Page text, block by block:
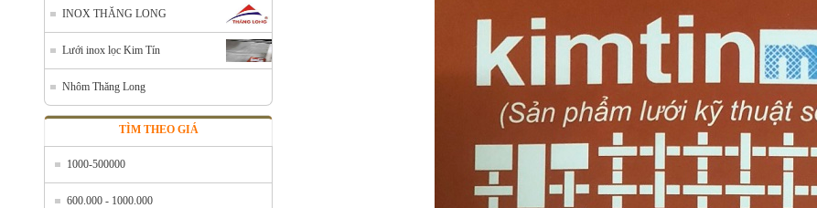
INOX THĂNG LONG
Lưới inox lọc Kim Tín
Nhôm Thăng Long
TÌM THEO GIÁ
1000-500000
600.000 - 1000.000
Lưới đỡ cách nhiệt inox 304
Mã SP: Linoxchongnong1010304